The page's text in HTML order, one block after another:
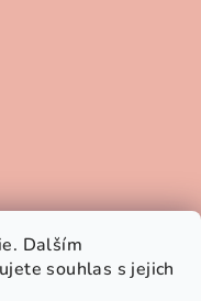
Dalším
souhlas s jejich